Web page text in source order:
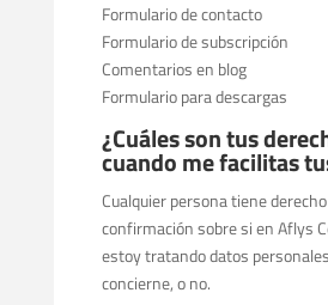
Formulario de contacto
Formulario de subscripción
Comentarios en blog
Formulario para descargas
¿Cuáles son tus
cuando me facilitas
Cualquier persona tiene
confirmación sobre si en Aflys
estoy tratando datos
concierne, o no.